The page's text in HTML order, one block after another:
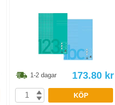
1-2 dagar 173.80 kr
KÖP